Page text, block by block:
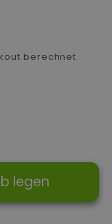
berechnet
legen